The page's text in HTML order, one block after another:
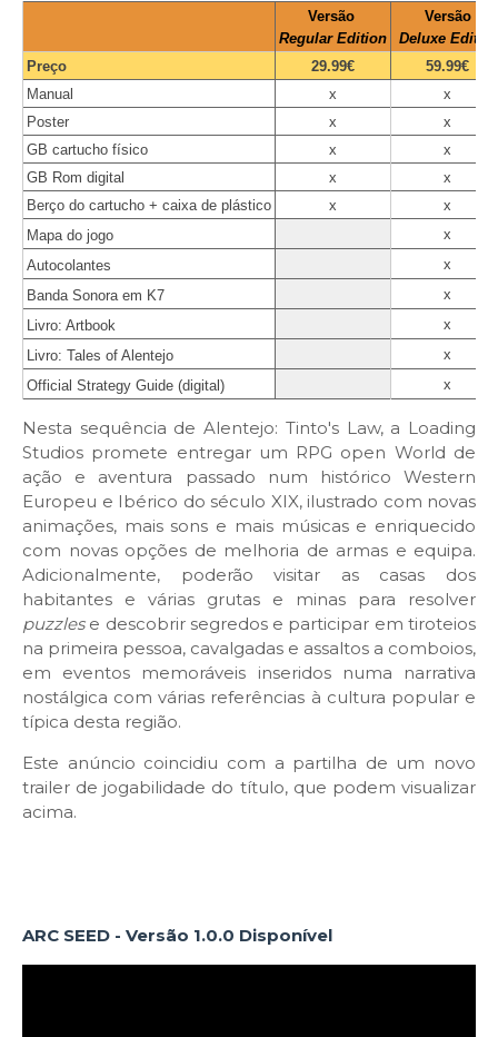
Versão
Regular Edition
Versão
Deluxe
Preço
29.99€
59.99€
Manual
x
x
Poster
x
x
GB cartucho físico
x
x
GB Rom digital
x
x
Berço do cartucho + caixa de plástico
x
x
Mapa do jogo
x
Autocolantes
x
Banda Sonora em K7
x
Livro: Artbook
x
Livro: Tales of Alentejo
x
Official Strategy Guide (digital)
x
Nesta sequência de Alentejo: Tinto's Law, a Loading
Studios promete entregar um RPG open World de
ação e aventura passado num histórico Western
Europeu e Ibérico do século XIX, ilustrado com novas
animações, mais sons e mais músicas e enriquecido
com novas opções de melhoria de armas e equipa.
Adicionalmente, poderão visitar as casas dos
habitantes e várias grutas e minas para resolver
puzzlese descobrir segredos e participar em tiroteios
na primeira pessoa, cavalgadas e assaltos a comboios,
em eventos memoráveis inseridos numa narrativa
nostálgica com várias referências à cultura popular e
típica desta região.
Este anúncio coincidiu com a partilha de um novo
trailer de jogabilidade do título, que podem visualizar
acima.
ARC SEED - Versão 1.0.0 Disponível